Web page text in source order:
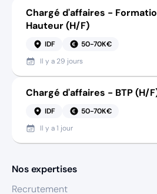
Chargé d'affaires -
Hauteur (H/F)
IDF
50-70K€
Il y a 29 jours
Chargé d'affaires - BTP (H/
IDF
50-70K€
Il y a1 jour
Nos expertises
Recrutement